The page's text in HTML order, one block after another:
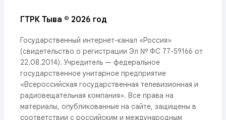
ГТРК Тыва © 2026 год
Государственный интернет-канал «Россия»
(свидетельство о регистрации Эл № ФС 77-59166 от
22.08.2014). Учредитель — федеральное
государственное унитарное предприятие
«Всероссийская государственная телевизионная и
радиовещательная компания». Все права на
материалы, опубликованные на сайте, защищены в
соответствии с российским и международным